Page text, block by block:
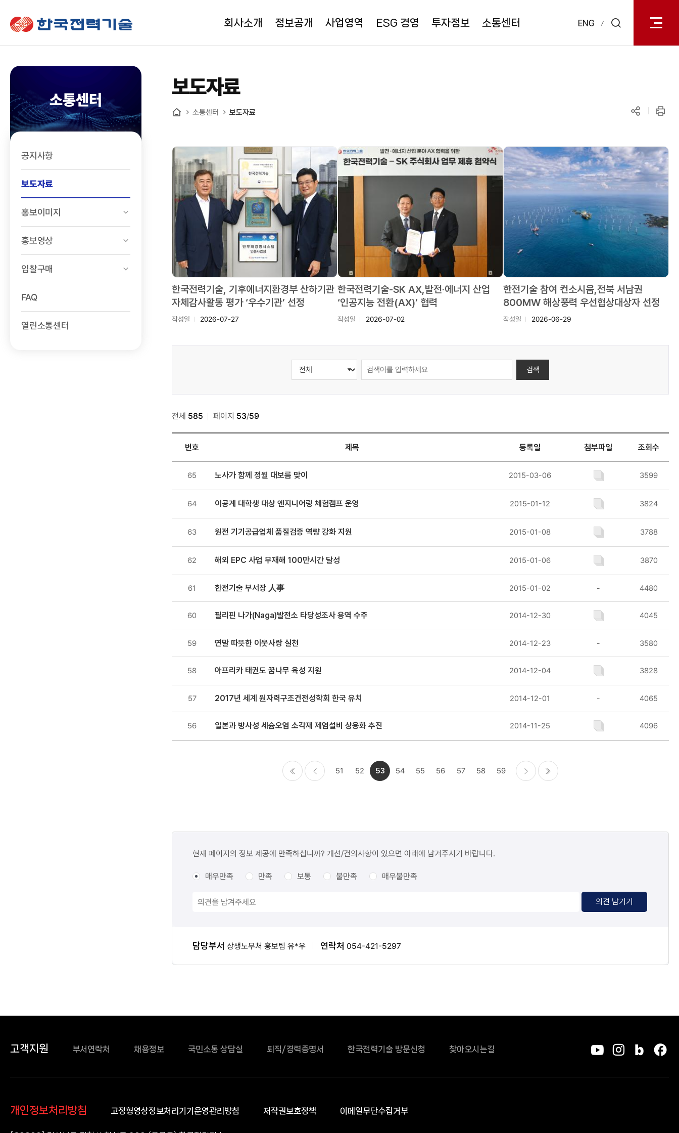
한국전력기술
회사소개 정보공개 사업영역 ESG 경영 투자정보 소통센터 ENG
열기
소통센터
공지사항
보도자료
홍보이미지
홍보영상
입찰구매
FAQ
열린소통센터
보도자료
소통센터 보도자료
한국전력기술, 기후에너지환경부 산하기관
자체감사활동 평가 ‘우수기관’ 선정
작성일 2026-07-27
한국전력기술-SK AX,발전·에너지 산업
‘인공지능 전환(AX)’ 협력
작성일 2026-07-02
한전기술 참여 컨소시움,전북 서남권
800MW 해상풍력 우선협상대상자 선정
작성일 2026-06-29
검색
전체 585 페이지 53/59
보도자료
-
등록일
번호 제목 등록일 첨부파일 조회수
65 노사가 함께 정월 대보름 맞이 2015-03-06 3599
64 이공계 대학생 대상 엔지니어링 체험캠프 운영 2015-01-12 3824
63 원전 기기공급업체 품질검증 역량 강화 지원 2015-01-08 3788
62 해외 EPC 사업 무재해 100만시간 달성 2015-01-06 3870
61 한전기술 부서장 人事 2015-01-02 - 4480
60 필리핀 나가(Naga)발전소 타당성조사 용역 수주 2014-12-30 4045
59 연말 따뜻한 이웃사랑 실천 2014-12-23 - 3580
58 아프리카 태권도 꿈나무 육성 지원 2014-12-04 3828
57 2017년 세계 원자력구조건전성학회 한국 유치 2014-12-01 - 4065
56 일본과 방사성 세슘오염 소각재 제염설비 상용화 추진 2014-11-25 4096
51 52 53 54 55 56 57 58 59
만족도현재 페이지의 정보 제공에 만족하십니까? 개선/건의사항이 있으면 아래에 남겨주시기 바랍니다.
매우만족 만족 보통 불만족 매우불만족
의견 남기기
담당자
담당부서 상생노무처 홍보팀 유*우 연락처 054-421-5297
고객지원 부서연락처 채용정보 국민소통 상담실 퇴직/경력증명서 한국전력기술 방문신청 찾아오시는길
유튜브인스타그
블로그
페
개인정보처리방침 고정형영상정보처리기기운영관리방침 저작권보호정책 이메일무단수집거부